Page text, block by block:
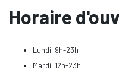
Horaire
Lundi: 9h-23h
Mardi: 12h-23h